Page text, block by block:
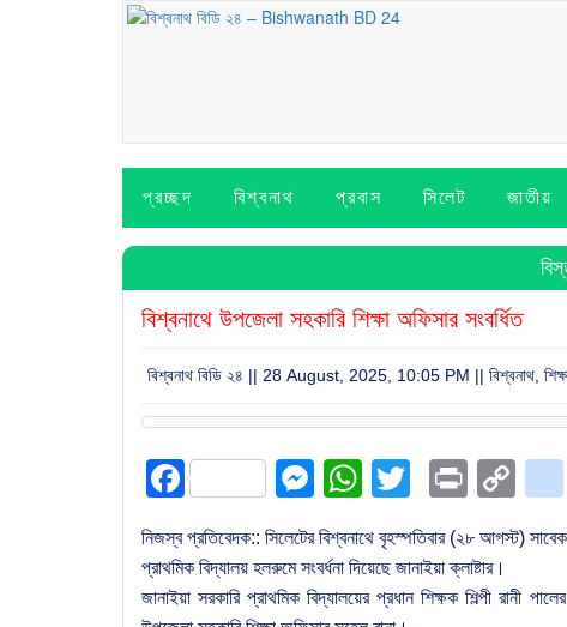
প্রচ্ছদ বিশ্বনাথ প্রবাস সিলেট জাতীয়
বিশ্বনাথে উপজেলা সহকারি শিক্ষা অফিসার সংবর্ধিত
বিশ্বনাথ বিডি ২৪ || 28 August, 2025, 10:05 PM || বিশ্বনাথ
FacebookMessenger
WhatsApp
Twitter
Print
নিজস্ব প্রতিবেদক:: সিলেটের বিশ্বনাথে বৃহস্পতিবার (২৮ আগস্ট)
প্রাথমিক বিদ্যালয় হলরুমে সংবর্ধনা দিয়েছে জানাইয়া ক্লাষ্টার।
জানাইয়া সরকারি প্রাথমিক বিদ্যালয়ের প্রধান শিক্ষক শিল্পী রানী